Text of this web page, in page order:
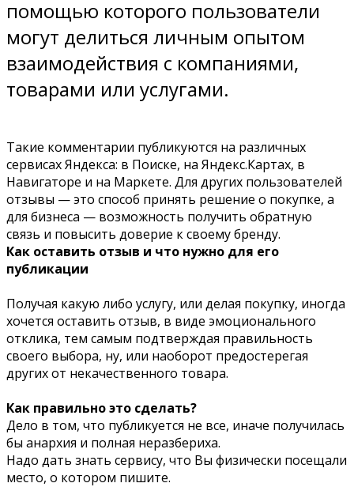
помощью которого пользователи
могут делиться личным опытом
взаимодействия с компаниями,
товарами или услугами.
Такие комментарии публикуются на различных
сервисах Яндекса: в Поиске, на Яндекс.Картах, в
Навигаторе и на Маркете. Для других пользователей
отзывы — это способ принять решение о покупке, а
для бизнеса — возможность получить обратную
связь и повысить доверие к своему бренду.
Как оставить отзыв и что нужно для его
публикации
Получая какую либо услугу, или делая покупку, иногда
хочется оставить отзыв, в виде эмоционального
отклика, тем самым подтверждая правильность
своего выбора, ну, или наоборот предостерегая
других от некачественного товара.
Как правильно это сделать?
Дело в том, что публикуется не все, иначе получилась
бы анархия и полная неразбериха.
Надо дать знать сервису, что Вы физически посещали
место, о котором пишите.